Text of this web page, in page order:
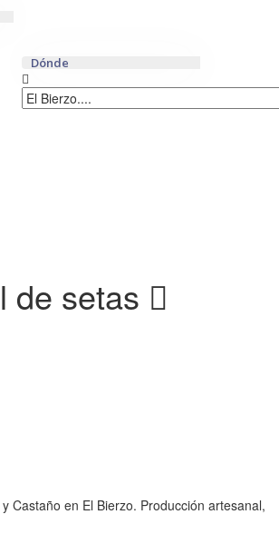
Dónde
de setas
Castaño en El Bierzo. Producción artesanal,